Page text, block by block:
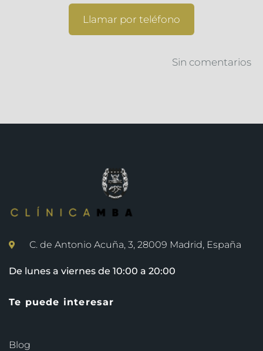
Llamar por teléfono
Sin comentarios
C. de Antonio Acuña, 3, 28009 Madrid, España
De lunes a viernes de 10:00 a 20:00
Te puede interesar
Blog